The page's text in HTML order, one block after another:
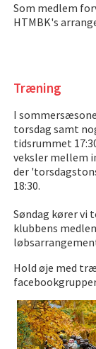
Som medlem
HTMBK's
Træning
I
torsdag samt
tidsrummet
veksler mellem
der
18:30.
Søndag kører vi
klubbens
Hold øje med